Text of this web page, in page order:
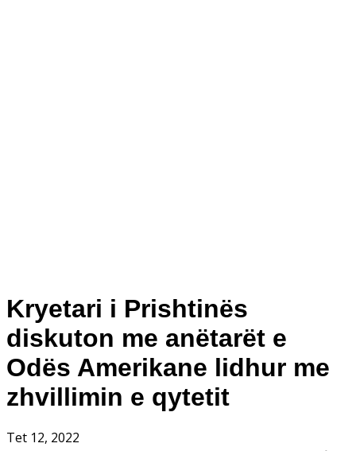
Kryetari i Prishtinës
diskuton me anëtarët e
Odës Amerikane lidhur me
zhvillimin e qytetit
Tet 12, 2022